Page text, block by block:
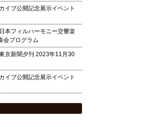
イブ公開記念展示イベント
本フィルハーモニー交響楽
会プログラム
京新聞夕刊 2023年11月30
イブ公開記念展示イベント